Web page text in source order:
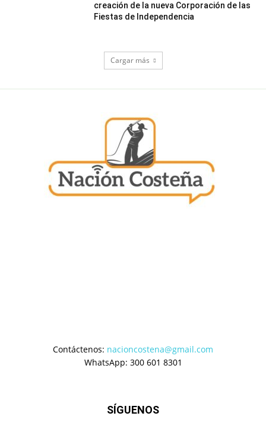
creación de la nueva Corporación de las
Fiestas de Independencia
Cargar más
Contáctenos: nacioncostena@gmail.com
WhatsApp: 300 601 8301
SÍGUENOS